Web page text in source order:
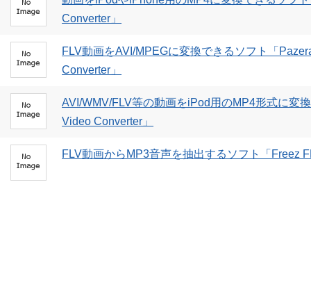
Converter」
FLV動画をAVI/MPEGに変換できるソフト「
Converter」
AVI/WMV/FLV等の動画をiPod用のMP4形式に変
Video Converter」
FLV動画からMP3音声を抽出するソフト「Freez